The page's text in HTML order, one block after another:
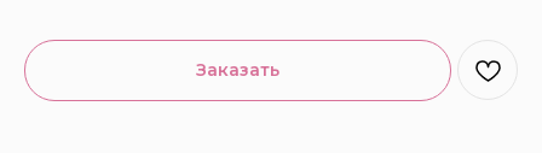
Заказать